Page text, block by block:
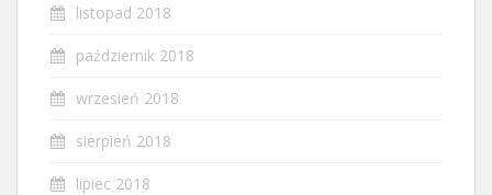
listopad 2018
październik 2018
wrzesień 2018
sierpień 2018
lipiec 2018